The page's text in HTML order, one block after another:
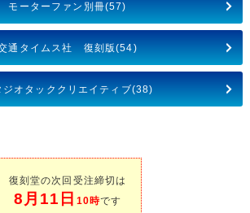
モーターファン別冊(57)
通タイムス社 復刻版(54)
ジオタッククリエイティブ(38)
復刻堂の次回受注締切は
8月11日 10時です